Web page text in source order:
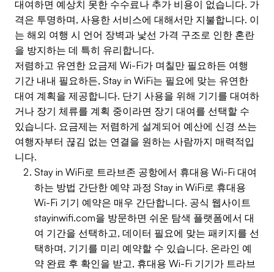
대여하면 예상치 못한 수수료나 추가 비용이 없습니다. 가
격은 투명하며, 사용한 서비스에 대해서만 지불합니다. 이
는 해외 여행 시 언어 장벽과 낯선 가격 구조로 인한 혼란
을 방지하는 데 특히 유리합니다.
저렴하고 유연한 요금제 Wi-Fi가 며칠만 필요하든 여행
기간 내내 필요하든, Stay in WiFi는 필요에 맞는 유연한
대여 계획을 제공합니다. 단기 사용을 위해 기기를 대여하
거나 장기 체류를 계획 중이라면 장기 대여를 선택할 수
있습니다. 요금제는 저렴하게 설계되어 예산에 신경 쓰는
여행자부터 끊김 없는 연결을 원하는 사람까지 매력적입
니다.
Stay in WiFi로 트라브존 공항에서 휴대용 Wi-Fi 대여
하는 방법 간단한 예약 과정 Stay in WiFi로 휴대용
Wi-Fi 기기 예약은 매우 간단합니다. 공식 웹사이트
stayinwifi.com을 방문하면 쉬운 탐색 플랫폼에서 대
여 기간을 선택하고, 데이터 필요에 맞는 패키지를 선
택하며, 기기를 미리 예약할 수 있습니다. 온라인 예
약 완료 후 확인을 받고, 휴대용 Wi-Fi 기기가 트라브